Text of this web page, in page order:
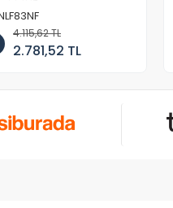
4.115,62 TL
2.781,52 TL